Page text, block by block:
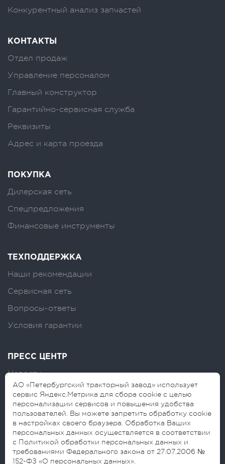
Конкурентный анализ запчастей
КОНТАКТЫ
Отдел продаж
Управление персоналом
Главный конструктор
Гарантийно-сервисная служба
Реквизиты
Адрес и карта проезда
ПОКУПКА
Дилерская сеть
Спецпредложения
Финансовые инструменты
ТЕХПОДДЕРЖКА
Наши рекомендации
Сервисная сеть
Вопросы-ответы
Условия гарантии
ПРЕСС ЦЕНТР
Новости
Логотипы
Блог
АО «Петербургский тракторный завод» использует
сервис Яндекс.Метрика для сбора cookie с целью
персонализации сервисов и повышения удобства
пользователей. Вы можете запретить обработку cookie
в настройках своего браузера. Обработка Ваших
персональных данных осуществляется в соответствии
с Политикой обработки персональных данных и
требованиями Федерального закона от 27.07.2006 №
152-ФЗ «О персональных данных».